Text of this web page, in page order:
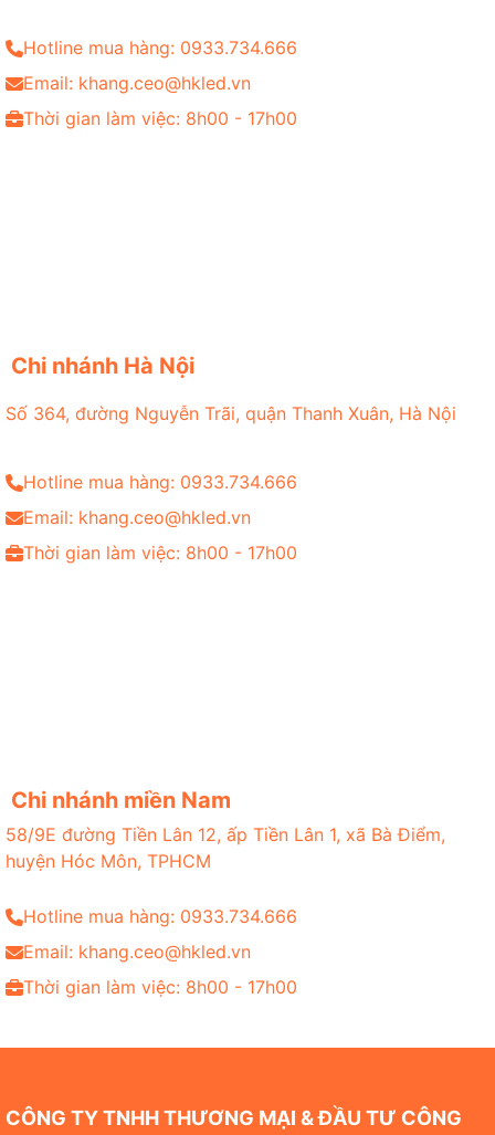
Hotline mua hàng: 0933.734.666
Email: khang.ceo@hkled.vn
Thời gian làm việc: 8h00 - 17h00
Chi nhánh Hà Nội
Số 364, đường Nguyễn Trãi, quận Thanh Xuân, Hà Nội
Hotline mua hàng: 0933.734.666
Email: khang.ceo@hkled.vn
Thời gian làm việc: 8h00 - 17h00
Chi nhánh miền Nam
58/9E đường Tiền Lân 12, ấp Tiền Lân 1, xã Bà Điểm,
huyện Hóc Môn, TPHCM
Hotline mua hàng: 0933.734.666
Email: khang.ceo@hkled.vn
Thời gian làm việc: 8h00 - 17h00
CÔNG TY TNHH THƯƠNG MẠI & ĐẦU TƯ CÔNG